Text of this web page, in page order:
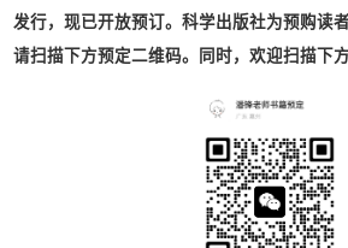
发行，现已开放预订。科学出版社为预购读
请扫描下方预定二维码。同时，欢迎扫描下